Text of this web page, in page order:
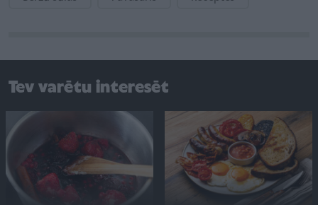
Tev varētu interesēt